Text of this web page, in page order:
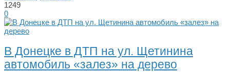
1249
0
В Донецке в ДТП на ул. Щетинина
автомобиль «залез» на дерево